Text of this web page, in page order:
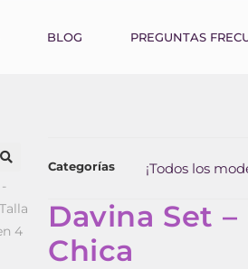
BLOG PREGUNTAS
Categorías ¡Todos los
Davina Set
Chica